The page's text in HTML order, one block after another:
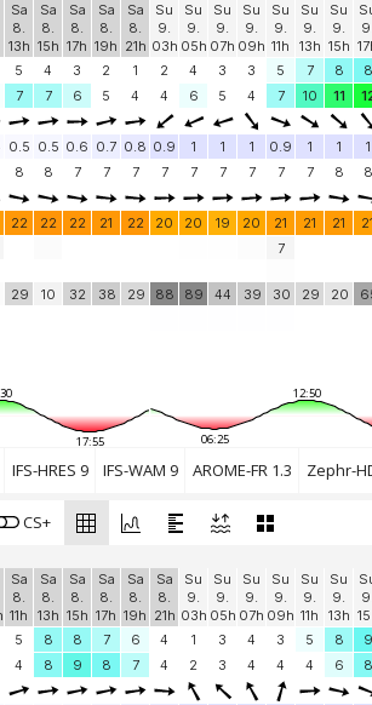
0 knots
do Paiva, Ponte Pedonal
2 knots
MyWay - School, Shop, Hotel, Bar (41.4 km)
0.9 knots
1.8 knots
Sa
8.
13h
Sa
8.
15h
Sa
8.
17h
Sa
8.
19h
Sa
8.
21h
Su
9.
03h
Su
9.
05h
Su
9.
07h
Su
9.
09h
Su
9.
11h
Su
9.
13h
Su
9.
15h
5 4 3 2 1 2 4 3 3 5 7 8
8
7 7 6 5 4 4 6 5 4 7 10 11
0.5 0.5 0.6 0.7 0.8 0.9 1 1 1 0.9 1 1
1
8 8 7 7 7 7 7 7 7 7 7 8 8
22 22 22 21 22 20 20 19 20 21 21 21
29 10 32 38 29 88 89 44 39
7
30 29 20
17:55
12:50
06:25
IFS-HRES 9 IFS-WAM 9 AROME-FR 1.3 Zephr-
CS+
Sa
8.
11h
Sa
8.
13h
Sa
8.
15h
Sa
8.
17h
Sa
8.
19h
Sa
8.
21h
Su
9.
03h
Su
9.
05h
Su
9.
07h
Su
9.
09h
Su
9.
11h
Su
9.
13h
5 8 8 7 6 4 1 3 4 3 5 8
9
4 8 9 8 7 4 2 3 4 4 4 6 8